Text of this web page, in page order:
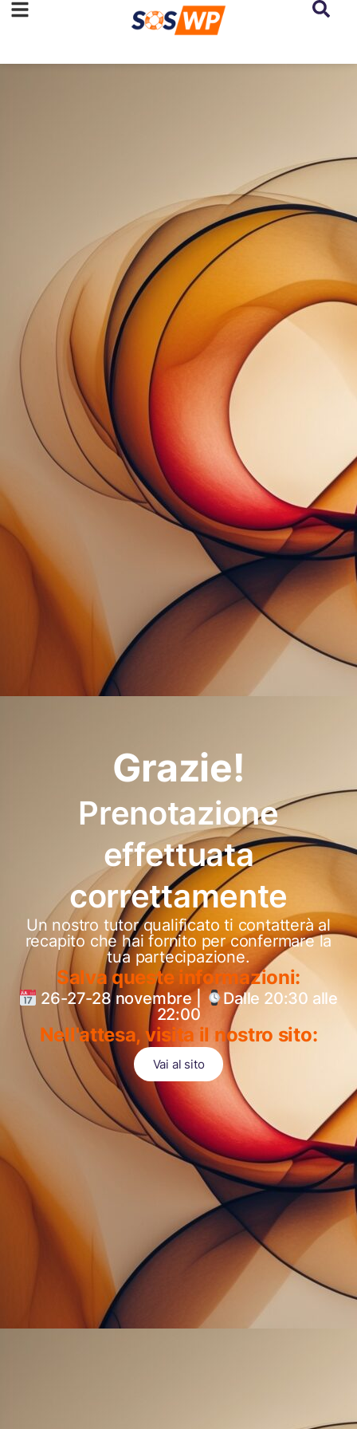
Grazie!
Prenotazione
effettuata
correttamente
Un nostro tutor qualificato ti contatterà al
recapito che hai fornito per confermare la
tua partecipazione.
Salva queste informazioni:
26-27-28 novembre |
Dalle 20:30 alle
22:00
Nell'attesa, visita il nostro sito:
Vai al sito